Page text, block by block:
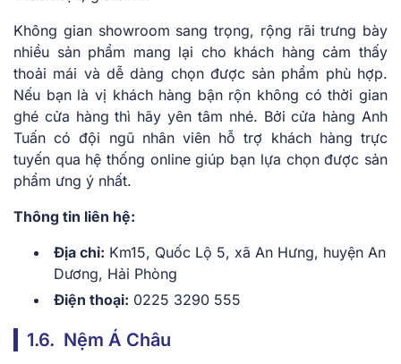
Không gian showroom sang trọng, rộng rãi trưng bày
nhiều sản phẩm mang lại cho khách hàng cảm thấy
thoải mái và dễ dàng chọn được sản phẩm phù hợp.
Nếu bạn là vị khách hàng bận rộn không có thời gian
ghé cửa hàng thì hãy yên tâm nhé. Bởi cửa hàng Anh
Tuấn có đội ngũ nhân viên hỗ trợ khách hàng trực
tuyến qua hệ thống online giúp bạn lựa chọn được sản
phẩm ưng ý nhất.
Thông tin liên hệ:
Địa chỉ: Km15, Quốc Lộ 5, xã An Hưng, huyện An
Dương, Hải Phòng
Điện thoại: 0225 3290 555
1.6. Nệm Á Châu